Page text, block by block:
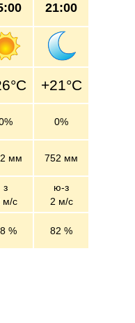
21:00
+21°C
0%
мм 752 мм
з
м/c
ю-з
2 м/c
% 82 %